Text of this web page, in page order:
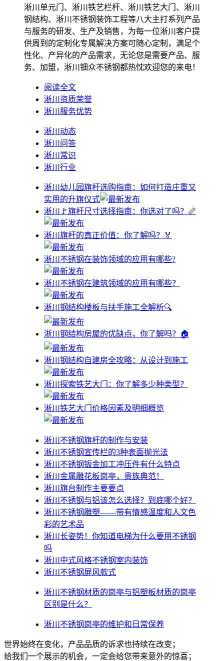
淅川单元门、淅川铁艺栏杆、淅川铁艺大门、淅川
钢结构、淅川不锈钢装饰工程等八大主打系列产品
与服务的研发、生产及销售，为每一位淅川客户提
供周到的定制化专属解决方案可随心定制，满足个
性化、产异化的产品需求，无论您是需要产品、服
务、加盟，淅川钿众不锈钢都热忱欢迎您的来电！
阅读全文
淅川资质荣誉
淅川服务优势
淅川动态
淅川问答
淅川常识
淅川行业
淅川幼儿园旗杆选购指南：如何打造庄重又
实用的升旗仪式
淅川🚩旗杆尺寸选择指南：你选对了吗？📏
淅川旗杆的真正价值：你了解吗？🏅
淅川不锈钢在装饰领域的应用有哪些?
淅川不锈钢在建筑领域的应用有哪些？
淅川钢结构楼板与扶手施工全解析🔍
淅川钢结构房屋的优缺点，你了解吗？🏠
淅川钢结构自建房全攻略：从设计到施工
淅川探索铁艺大门：你了解多少种类型？
淅川铁艺大门价格因素及明细概览
淅川不锈钢旗杆的制作与安装
淅川不锈钢宣传栏的3种表面抛光法
淅川不锈钢钣金加工冲压件有什么特点
淅川金属雕花板岗亭，贵族典范！
淅川旗台制作主要要点
淅川不锈钢与铝该怎么选择？到底哪个好？
淅川不锈钢雕塑——带有情感温度和人文色
彩的艺术品
淅川​长姿势！你知道电梯为什么要用不锈钢
吗
淅川中式风格不锈钢室内装饰
淅川不锈钢屏风款式
淅川不锈钢材质的岗亭与铝塑板材质的岗亭
区别是什么？
淅川不锈钢岗亭的维护和日常保养
世界始终在变化，产品品质的诉求也持续在改变；
给我们一个展示的机会，一定会给您带来意外的惊喜；